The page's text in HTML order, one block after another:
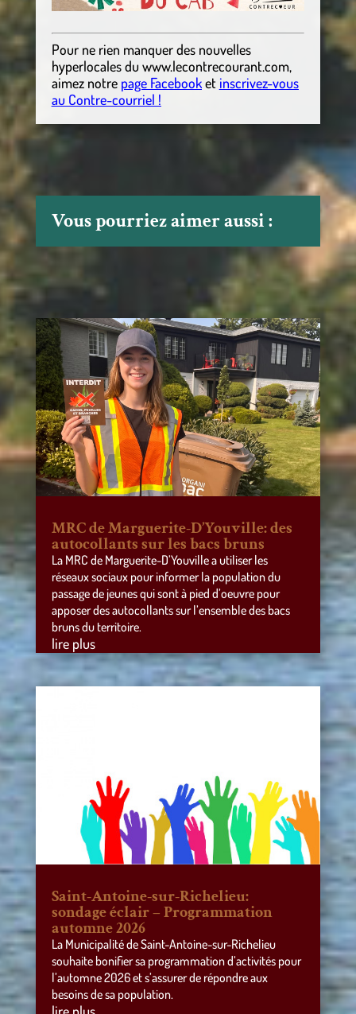
Pour ne rien manquer des nouvelles
hyperlocalesdu www.lecontrecourant.com,
aimez notre page Facebooket inscrivez-vous
au Contre-courriel !
Vous pourriez aimer aussi :
MRC de Marguerite-D’Youville: des
autocollants sur les bacs bruns
La MRC de Marguerite-D’Youville a utiliser les
réseaux sociaux pour informer la population du
passage de jeunes qui sont à pied d’oeuvre pour
apposer des autocollants sur l’ensemble des bacs
bruns du territoire.
lire plus
Saint-Antoine-sur-Richelieu:
sondage éclair – Programmation
automne 2026
La Municipalité de Saint-Antoine-sur-Richelieu
souhaite bonifier sa programmation d’activités pour
l’automne 2026 et s’assurer de répondre aux
besoins de sa population.